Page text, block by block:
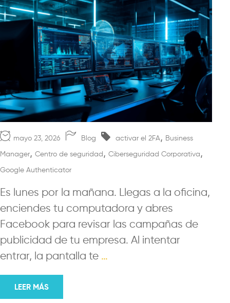
mayo 23, 2026 Blog activar el 2FA , Business
Manager, Centro de seguridad , Ciberseguridad Corporativa ,
Google Authenticator
Es lunes por la mañana. Llegas a la oficina,
enciendes tu computadora y abres
Facebook para revisar las campañas de
publicidad de tu empresa. Al intentar
entrar, la pantalla te …
LEER MÁS